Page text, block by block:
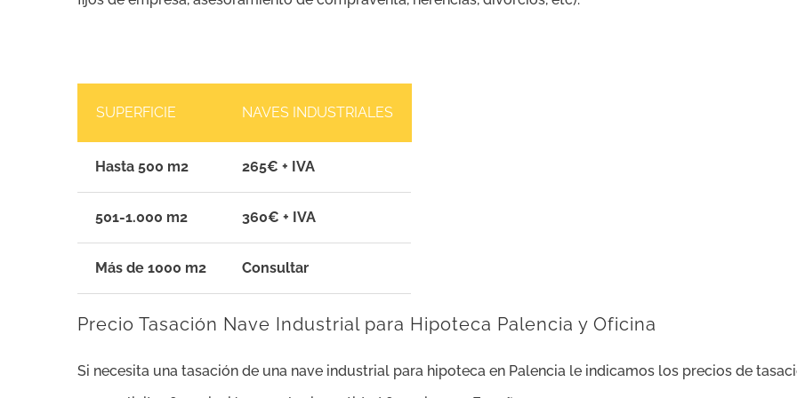
SUPERFICIE NAVES INDUSTRIALES
Hasta 500 m2 265€ + IVA
501-1.000 m2 360€ + IVA
Más de 1000 m2 Consultar
Precio Tasación Nave Industrial para Hipoteca Palencia y Oficina
Si necesita una tasación de una nave industrial para hipoteca en Palencia le indicamos los precios de